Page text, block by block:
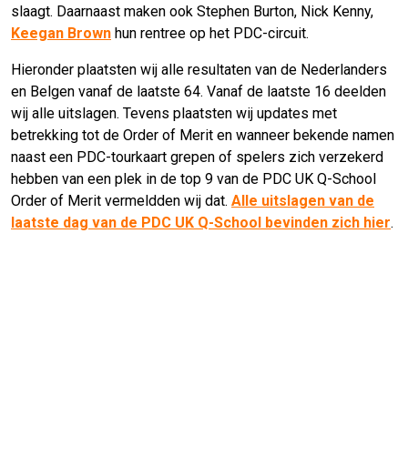
slaagt. Daarnaast maken ook Stephen Burton, Nick Kenny,
Keegan Brown hun rentree op het PDC-circuit.
Hieronder plaatsten wij alle resultaten van de Nederlanders
en Belgen vanaf de laatste 64. Vanaf de laatste 16 deelden
wij alle uitslagen. Tevens plaatsten wij updates met
betrekking tot de Order of Merit en wanneer bekende namen
naast een PDC-tourkaart grepen of spelers zich verzekerd
hebben van een plek in de top 9 van de PDC UK Q-School
Order of Merit vermeldden wij dat. Alle uitslagen van de
laatste dag van de PDC UK Q-School bevinden zich hier.